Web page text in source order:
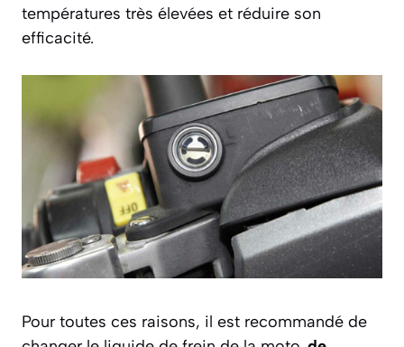
températures très élevées et réduire son
efficacité.
Pour toutes ces raisons, il est recommandé de